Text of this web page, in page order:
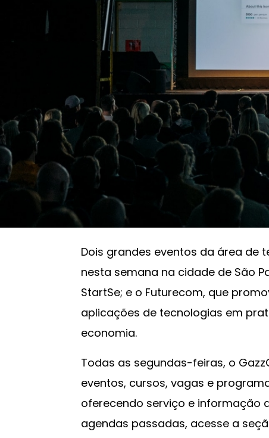
Agenda: Futurecom e SVWC Festival agitam
Eventos e vagas no
Agenda: Futurecom
agitam São Paulo
GazzConecta
17/10/2022 12:00
Dois grandes eventos da área de
nesta semana na cidade de São
StartSe; e o Futurecom, que
aplicações de tecnologias em
economia.
Todas as segundas-feiras, o
eventos, cursos, vagas e
oferecendo serviço e informação
agendas passadas, acesse a